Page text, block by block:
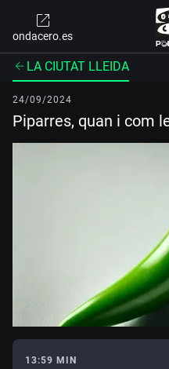
ondacero.es
LA CIUTAT LLEIDA
24/09/2024
Piparres, quan i com
13:59 MIN